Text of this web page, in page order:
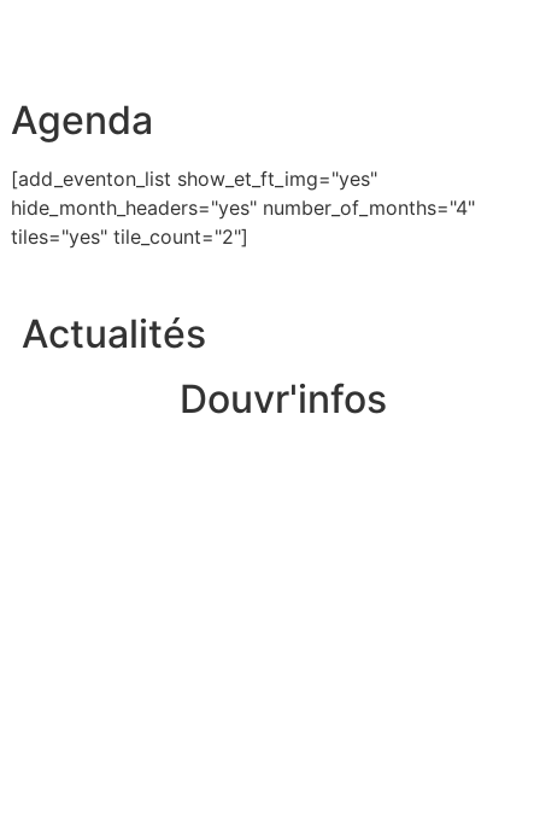
Agenda
[add_eventon_list show_et_ft_img="yes"
hide_month_headers="yes" number_of_months="4"
tiles="yes" tile_count="2"]
Actualités
Douvr'infos